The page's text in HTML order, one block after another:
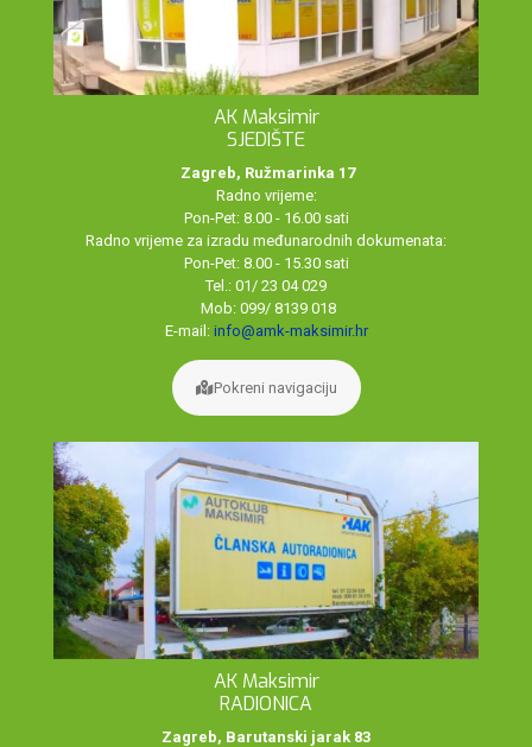
AK Maksimir
SJEDIŠTE
Zagreb, Ružmarinka 17
Radno vrijeme:
Pon-Pet: 8.00 - 16.00 sati
Radno vrijeme za izradu međunarodnih dokumenata:
Pon-Pet: 8.00 - 15.30 sati
Tel.: 01/ 23 04 029
Mob: 099/ 8139 018
E-mail: info@amk-maksimir.hr
Pokreni navigaciju
AK Maksimir
RADIONICA
Zagreb, Barutanski jarak 83